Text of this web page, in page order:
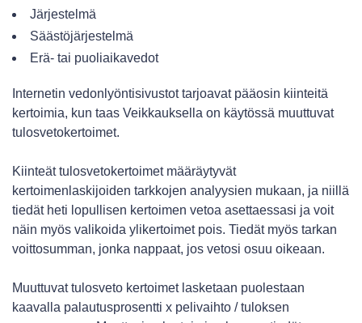
Järjestelmä
Säästöjärjestelmä
Erä- tai puoliaikavedot
Internetin vedonlyöntisivustot tarjoavat pääosin kiinteitä
kertoimia, kun taas Veikkauksella on käytössä muuttuvat
tulosvetokertoimet.
Kiinteät tulosvetokertoimet määräytyvät
kertoimenlaskijoiden tarkkojen analyysien mukaan, ja niillä
tiedät heti lopullisen kertoimen vetoa asettaessasi ja voit
näin myös valikoida ylikertoimet pois. Tiedät myös tarkan
voittosumman, jonka nappaat, jos vetosi osuu oikeaan.
Muuttuvat tulosveto kertoimet lasketaan puolestaan
kaavalla palautusprosentti x pelivaihto / tuloksen